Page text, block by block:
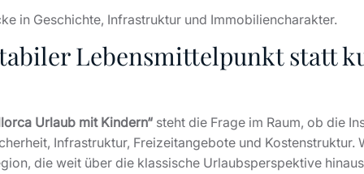
in Geschichte, Infrastruktur und Immobiliencharakter.
Lebensmittelpunkt statt
Urlaub mit Kindern“ steht die Frage im Raum, ob die
Infrastruktur, Freizeitangebote und Kostenstruktur.
die weit über die klassische Urlaubsperspektive